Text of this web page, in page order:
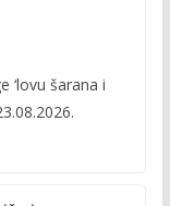
‘lovu šarana i